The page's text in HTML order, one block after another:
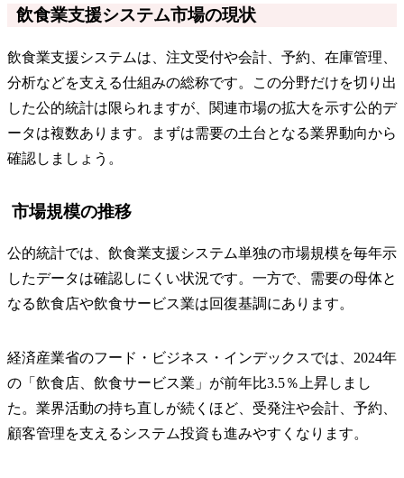
飲食業支援システム市場の現状
飲食業支援システムは、注文受付や会計、予約、在庫管理、
分析などを支える仕組みの総称です。この分野だけを切り出
した公的統計は限られますが、関連市場の拡大を示す公的デ
ータは複数あります。まずは需要の土台となる業界動向から
確認しましょう。
市場規模の推移
公的統計では、飲食業支援システム単独の市場規模を毎年示
したデータは確認しにくい状況です。一方で、需要の母体と
なる飲食店や飲食サービス業は回復基調にあります。
経済産業省のフード・ビジネス・インデックスでは、2024年
の「飲食店、飲食サービス業」が前年比3.5％上昇しまし
た。業界活動の持ち直しが続くほど、受発注や会計、予約、
顧客管理を支えるシステム投資も進みやすくなります。